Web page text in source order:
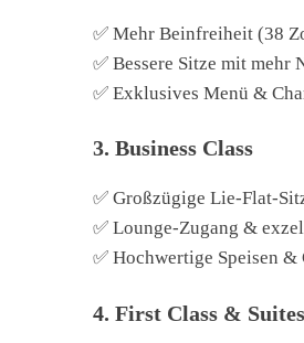
✅ Mehr Beinfreiheit (38
✅ Bessere Sitze mit mehr
✅ Exklusives Menü &
3. Business Class
✅ Großzügige Lie-Flat-
✅ Lounge-Zugang &
✅ Hochwertige Speisen &
4. First Class & Suites